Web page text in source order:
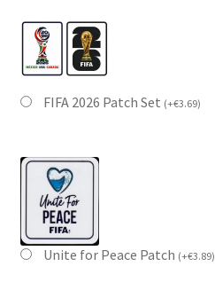
FIFA 2026 Patch Set (+€3.69)
Unite for Peace Patch (+€3.89)